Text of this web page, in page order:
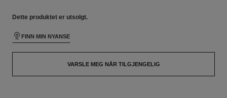
Dette produktet er utsolgt.
FINN MIN NYANSE
VARSLE MEG NÅR TILGJENGELIG